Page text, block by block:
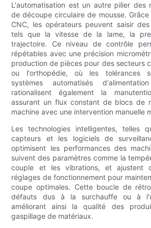
L'automatisation est un autre pilier des
de découpe circulaire de mousse.
CNC, les opérateurs peuvent saisir
tels que la vitesse de la lame, la
trajectoire. Ce niveau de contrôle
répétables avec une précision
production de pièces pour des secteurs
ou l'orthopédie, où les tolérances
systèmes automatisés
rationalisent également la
assurant un flux constant de blocs de
machine avec une intervention manuelle
Les technologies intelligentes, telles
capteurs et les logiciels de
optimisent les performances des
suivent des paramètres comme la
couple et les vibrations, et ajustent
réglages de fonctionnement pour
coupe optimales. Cette boucle de
défauts dus à la surchauffe ou à
améliorant ainsi la qualité des
gaspillage de matériaux.